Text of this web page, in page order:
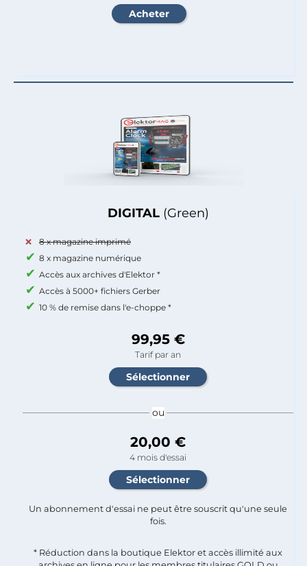
DIGITAL (Green)
8 x magazine imprimé
8 x magazine numérique
Accès aux archives d'Elektor *
Accès à 5000+ fichiers Gerber
10 % de remise dans l'e-choppe *
99,95 €
Tarif par an
ou
20,00 €
4 mois d'essai
Un abonnement d'essai ne peut être souscrit qu'une seule
fois.​
* Réduction dans la boutique Elektor et accès illimité aux